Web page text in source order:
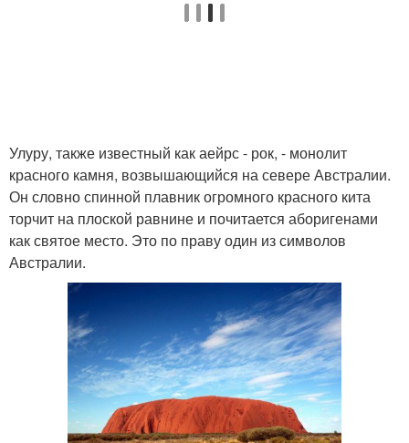
Улуру, также известный как аейрс - рок, - монолит
красного камня, возвышающийся на севере Австралии.
Он словно спинной плавник огромного красного кита
торчит на плоской равнине и почитается аборигенами
как святое место. Это по праву один из символов
Австралии.